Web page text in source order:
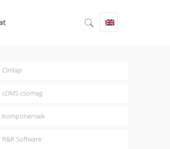
Címlap
cDMS csomag
Komponensek
R&R Software